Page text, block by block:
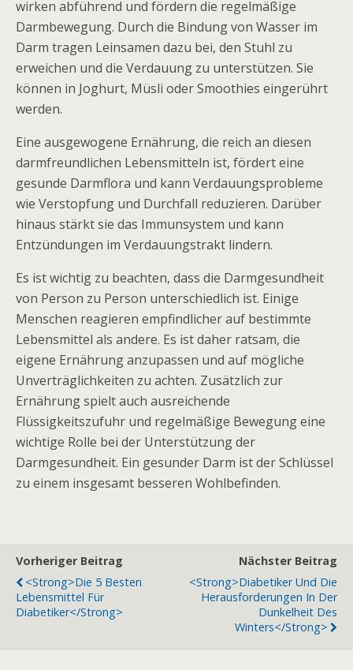
wirken abführend und fördern die regelmäßige
Darmbewegung. Durch die Bindung von Wasser im
Darm tragen Leinsamen dazu bei, den Stuhl zu
erweichen und die Verdauung zu unterstützen. Sie
können in Joghurt, Müsli oder Smoothies eingerührt
werden.
Eine ausgewogene Ernährung, die reich an diesen
darmfreundlichen Lebensmitteln ist, fördert eine
gesunde Darmflora und kann Verdauungsprobleme
wie Verstopfung und Durchfall reduzieren. Darüber
hinaus stärkt sie das Immunsystem und kann
Entzündungen im Verdauungstrakt lindern.
Es ist wichtig zu beachten, dass die Darmgesundheit
von Person zu Person unterschiedlich ist. Einige
Menschen reagieren empfindlicher auf bestimmte
Lebensmittel als andere. Es ist daher ratsam, die
eigene Ernährung anzupassen und auf mögliche
Unverträglichkeiten zu achten. Zusätzlich zur
Ernährung spielt auch ausreichende
Flüssigkeitszufuhr und regelmäßige Bewegung eine
wichtige Rolle bei der Unterstützung der
Darmgesundheit. Ein gesunder Darm ist der Schlüssel
zu einem insgesamt besseren Wohlbefinden.
Vorheriger Beitrag
<strong>Die 5 Besten
Lebensmittel Für
Diabetiker</strong>
Nächster Beitrag
<strong>Diabetiker Und Die
Herausforderungen In Der
Dunkelheit Des
Winters</strong>